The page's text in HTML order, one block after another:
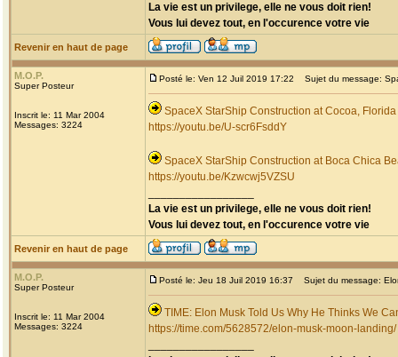
La vie est un privilege, elle ne vous doit rien!
Vous lui devez tout, en l'occurence votre vie
Revenir en haut de page
M.O.P.
Super Posteur
Inscrit le: 11 Mar 2004
Messages: 3224
Posté le: Ven 12 Juil 2019 17:22 Sujet du message:
SpaceX StarShip Construction at Cocoa, Florida
https://youtu.be/U-scr6FsddY
SpaceX StarShip Construction at Boca Chica
https://youtu.be/Kzwcwj5VZSU
La vie est un privilege, elle ne vous doit rien!
Vous lui devez tout, en l'occurence votre vie
Revenir en haut de page
M.O.P.
Super Posteur
Inscrit le: 11 Mar 2004
Messages: 3224
Posté le: Jeu 18 Juil 2019 16:37 Sujet du message:
TIME: Elon Musk Told Us Why He Thinks We
https://time.com/5628572/elon-musk-moon-landing/